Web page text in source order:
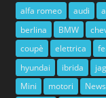
alfa romeo audi
berlina
BMW
coupè
elettrica
hyundai
ibrida
Mini
motori News